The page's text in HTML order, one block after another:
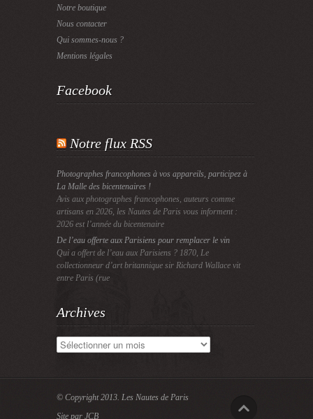
Notre boutique
Nous contacter
Qui sommes-nous ?
Mentions légales
Facebook
Notre flux RSS
Photographes francophones à vos appareils, participez à
La Malle des bicentenaires !
Avis aux photographes francophones, auteurs comme
artisans en 2026, les Nautes de Paris vous informent :
2026 est l’année du bicentenaire
De l’eau offerte aux Parisiens pour remplacer le vin
Qui a offert de l’eau aux Parisiens ? 1870, Le
collectionneur d’art britannique sir Richard Wallace vit
entre Paris (rue
Archives
Archives
© Copyright 2013. Les Nautes de Paris
Site par JCB